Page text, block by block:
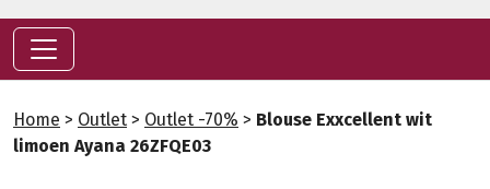
Home > Outlet > Outlet -70% > Blouse Exxcellent wit
limoen Ayana 26ZFQE03